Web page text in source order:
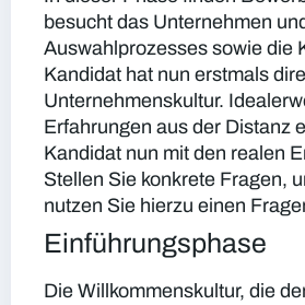
besucht das Unternehmen
Auswahlprozesses sowie die
Kandidat hat nun erstmals
Unternehmenskultur.
Erfahrungen aus der Distanz
Kandidat nun mit den realen
Stellen Sie konkrete Fragen,
nutzen Sie hierzu einen
Einführungsphase
Die Willkommenskultur, die